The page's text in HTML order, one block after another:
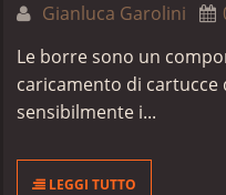
Gianluca Garolini
Le borre sono un
caricamento di cartucce
sensibilmente i...
LEGGI TUTTO